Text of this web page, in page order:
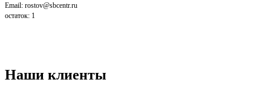
Email: rostov@sbcentr.ru
остаток: 1
Наши клиенты